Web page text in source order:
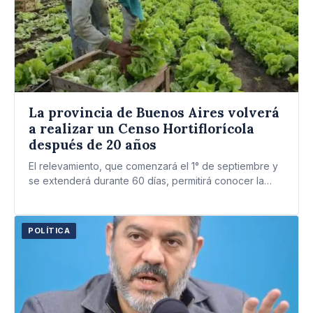
La provincia de Buenos Aires volverá
a realizar un Censo Hortiflorícola
después de 20 años
El relevamiento, que comenzará el 1° de septiembre y
se extenderá durante 60 días, permitirá conocer la
POLÍTICA